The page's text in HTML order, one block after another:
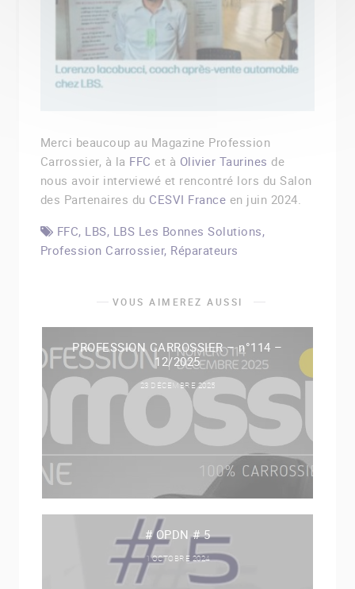
Merci beaucoup au Magazine Profession
Carrossier, à la FFC et à Olivier Taurines de
nous avoir interviewé et rencontré lors du Salon
des Partenaires du CESVI France en juin 2024.
FFC, LBS, LBS Les Bonnes Solutions,
Profession Carrossier, Réparateurs
VOUS AIMEREZ AUSSI
PROFESSION CARROSSIER – n°114 –
12/2025
23 DÉCEMBRE 2025
# OPDN # 5
1 OCTOBRE 2024